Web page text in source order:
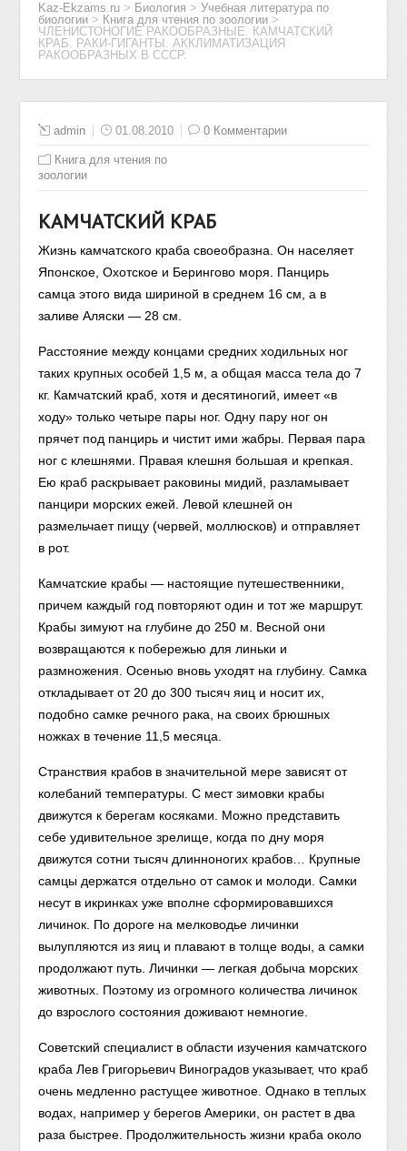
Kaz-Ekzams.ru > Биология >Учебная литература по
биологии > Книга для чтения по зоологии >
ЧЛЕНИСТОНОГИЕ РАКООБРАЗНЫЕ. КАМЧАТСКИЙ
КРАБ. РАКИ-ГИГАНТЫ. АККЛИМАТИЗАЦИЯ
РАКООБРАЗНЫХ В СССР.
admin 01.08.2010 0 Комментарии
Книга для чтения по
зоологии
КАМЧАТСКИЙ КРАБ
Жизнь камчатского краба своеобразна. Он населяет
Японское, Охотское и Берингово моря. Панцирь
самца этого вида шириной в среднем 16 см, а в
заливе Аляски — 28 см.
Расстояние между концами средних ходильных ног
таких крупных особей 1,5 м, а общая масса тела до 7
кг. Камчатский краб, хотя и десятиногий, имеет «в
ходу» только четыре пары ног. Одну пару ног он
прячет под панцирь и чистит ими жабры. Первая пара
ног с клешнями. Правая клешня большая и крепкая.
Ею краб раскрывает раковины мидий, разламывает
панцири морских ежей. Левой клешней он
размельчает пищу (червей, моллюсков) и отправляет
в рот.
Камчатские крабы — настоящие путешественники,
причем каждый год повторяют один и тот же маршрут.
Крабы зимуют на глубине до 250 м. Весной они
возвращаются к побережью для линьки и
размножения. Осенью вновь уходят на глубину. Самка
откладывает от 20 до 300 тысяч яиц и носит их,
подобно самке речного рака, на своих брюшных
ножках в течение 11,5 месяца.
Странствия крабов в значительной мере зависят от
колебаний температуры. С мест зимовки крабы
движутся к берегам косяками. Можно представить
себе удивительное зрелище, когда по дну моря
движутся сотни тысяч длинноногих крабов… Крупные
самцы держатся отдельно от самок и молоди. Самки
несут в икринках уже вполне сформировавшихся
личинок. По дороге на мелководье личинки
вылупляются из яиц и плавают в толще воды, а самки
продолжают путь. Личинки — легкая добыча морских
животных. Поэтому из огромного количества личинок
до взрослого состояния доживают немногие.
Советский специалист в области изучения камчатского
краба Лев Григорьевич Виноградов указывает, что краб
очень медленно растущее животное. Однако в теплых
водах, например у берегов Америки, он растет в два
раза быстрее. Продолжительность жизни краба около